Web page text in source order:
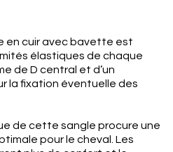
en cuir avec bavette est
élastiques de chaque
de D central et d’un
la fixation éventuelle des
de cette sangle procure une
pour le cheval. Les